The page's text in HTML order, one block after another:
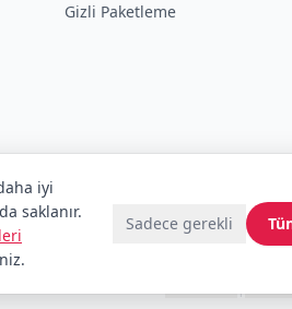
Gizli Paketleme
iyi
saklanır.
Sadece gerekli